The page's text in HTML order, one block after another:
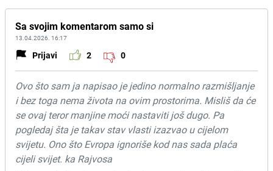
Sa svojim komentarom samo si
13.04.2026. 16:17
Prijavi 2 0
Ovo što sam ja napisao je jedino normalno razmišljanje
i bez toga nema života na ovim prostorima. Misliš da će
se ovaj teror manjine moći nastaviti još dugo. Pa
pogledaj šta je takav stav vlasti izazvao u cijelom
svijetu. Ono što Evropa ignoriše kod nas sada plaća
cijeli svijet. ka Rajvosa